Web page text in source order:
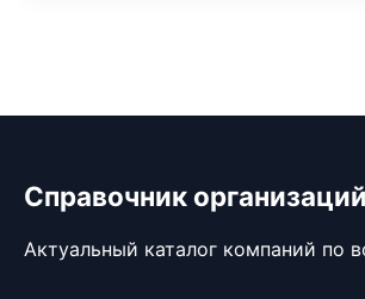
Справочник организаций
Актуальный каталог компаний по